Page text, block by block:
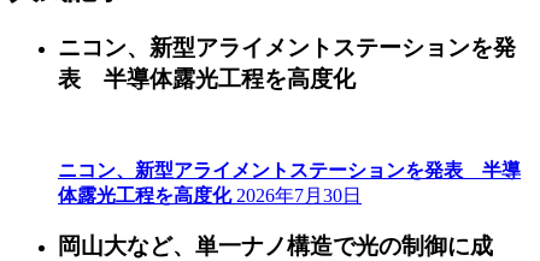
ニコン、新型アライメントステーションを発
表 半導体露光工程を高度化
ニコン、新型アライメントステーションを発表 半導
体露光工程を高度化 2026年7月30日
岡山大など、単一ナノ構造で光の制御に成